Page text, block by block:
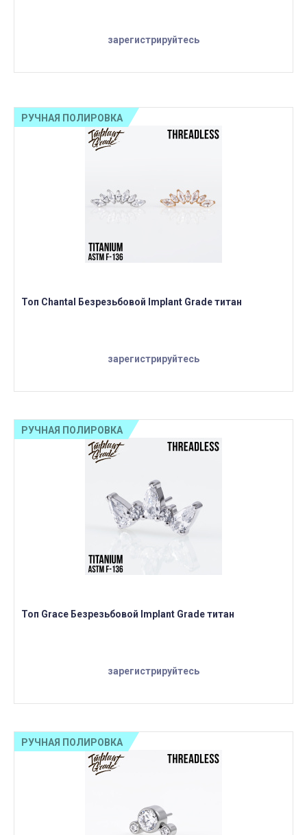
зарегистрируйтесь
Топ Chantal Безрезьбовой Implant Grade титан
зарегистрируйтесь
РУЧНАЯ ПОЛИРОВКА
Топ Grace Безрезьбовой Implant Grade титан
зарегистрируйтесь
РУЧНАЯ ПОЛИРОВКА
РУЧНАЯ ПОЛИРОВКА